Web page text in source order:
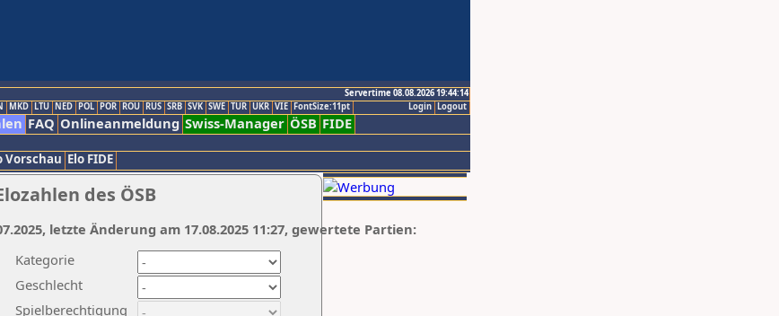
Servertime 08.08.2026 19:44:14
Logout
Login
MKD LTU NED POL POR ROU RUS SRB SVK SWE TUR UKR VIE FontSize:11pt
FAQ Onlineanmeldung Swiss-Manager ÖSB FIDE
Vorschau Elo FIDE
des ÖSB
Kategorie
Geschlecht
Spielberechtigung
letzte Änderung am 17.08.2025 11:27, gewertete Partien: